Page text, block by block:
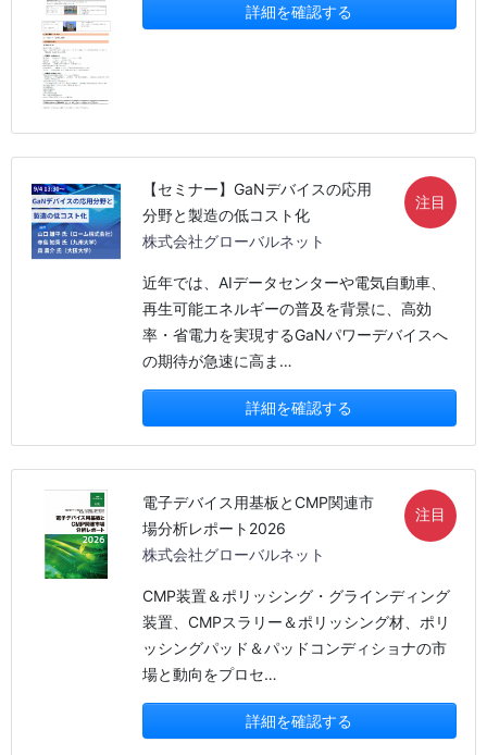
詳細を確認する
【セミナー】GaNデバイスの応用
分野と製造の低コスト化
株式会社グローバルネット
注目
近年では、AIデータセンターや電気自動車、
再生可能エネルギーの普及を背景に、高効
率・省電力を実現するGaNパワーデバイスへ
の期待が急速に高ま…
詳細を確認する
電子デバイス用基板とCMP関連市
場分析レポート2026
株式会社グローバルネット
注目
CMP装置＆ポリッシング・グラインディング
装置、CMPスラリー＆ポリッシング材、ポリ
ッシングパッド＆パッドコンディショナの市
場と動向をプロセ…
詳細を確認する